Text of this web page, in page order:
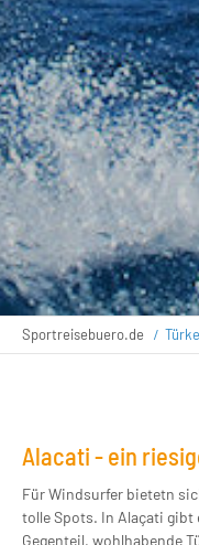
Sportreisebuero.de
Alacati - ein
Für Windsurfer bietetn
tolle Spots. In Alaçati gibt
Gegenteil, wohlhabende